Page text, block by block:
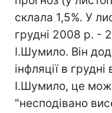
склала 1,5%. У
грудні 2008 р. -
І.Шумило. Він
інфляції в
І.Шумило, це
"несподівано